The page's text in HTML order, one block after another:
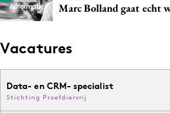
Marc Bolland gaat echt
Vacatures
Data- en CRM- specialist
Stichting Proefdiervrij